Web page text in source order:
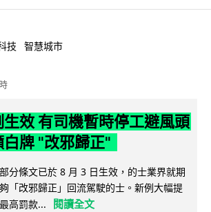
技 智慧城市
效 有司機暫時停工避風頭
白牌 "改邪歸正"
分條文已於 8 月 3 日生效，的士業界就期
「改邪歸正」回流駕駛的士。新例大幅提
高罰款...
閱讀全文